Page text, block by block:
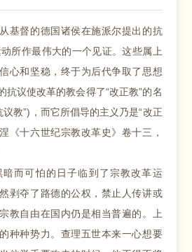
督的德国诸侯在施派尔提出的抗
所作最伟大的一个见证。这些属上
心和坚稳，终于为后代争取了思想
抗议使改革的教会得了“改正教”的名
教”)，而它所倡导的主义乃是“改正
《十六世纪宗教改革史》卷十三，
可怕的日子临到了宗教改革运
剥夺了路德的公权，禁止人传讲或
教自由在国内仍是相当普遍的。上
种种势力。查理五世本来一心想要